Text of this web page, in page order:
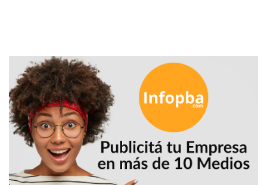
SUPLEMENTOS
DEPORTIVOS
EN
PERGAMINO:
DÓNDE
COMPRAR
PROTEÍNA,
CREATINA